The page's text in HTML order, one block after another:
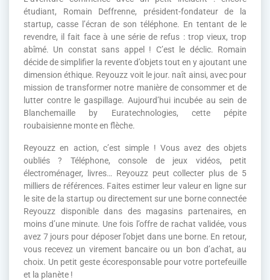
étudiant, Romain Deffrenne, président-fondateur de la
startup, casse l’écran de son téléphone. En tentant de le
revendre, il fait face à une série de refus : trop vieux, trop
abîmé. Un constat sans appel ! C’est le déclic. Romain
décide de simplifier la revente d’objets tout en y ajoutant une
dimension éthique. Reyouzz voit le jour. naît ainsi, avec pour
mission de transformer notre manière de consommer et de
lutter contre le gaspillage. Aujourd’hui incubée au sein de
Blanchemaille by Euratechnologies, cette pépite
roubaisienne monte en flèche.
Reyouzz en action, c’est simple ! Vous avez des objets
oubliés ? Téléphone, console de jeux vidéos, petit
électroménager, livres… Reyouzz peut collecter plus de 5
milliers de références. Faites estimer leur valeur en ligne sur
le site de la startup ou directement sur une borne connectée
Reyouzz disponible dans des magasins partenaires, en
moins d’une minute. Une fois l’offre de rachat validée, vous
avez 7 jours pour déposer l’objet dans une borne. En retour,
vous recevez un virement bancaire ou un bon d’achat, au
choix. Un petit geste écoresponsable pour votre portefeuille
et la planète !